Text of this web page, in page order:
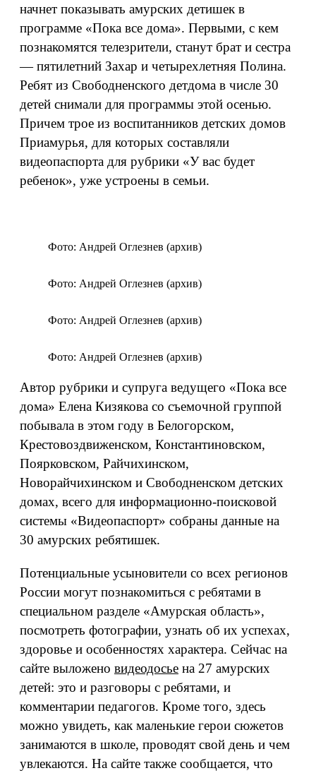
начнет показывать амурских детишек в
программе «Пока все дома». Первыми, с кем
познакомятся телезрители, станут брат и сестра
— пятилетний Захар и четырехлетняя Полина.
Ребят из Свободненского детдома в числе 30
детей снимали для программы этой осенью.
Причем трое из воспитанников детских домов
Приамурья, для которых составляли
видеопаспорта для рубрики «У вас будет
ребенок», уже устроены в семьи.
Фото: Андрей Оглезнев (архив)
Фото: Андрей Оглезнев (архив)
Фото: Андрей Оглезнев (архив)
Фото: Андрей Оглезнев (архив)
Автор рубрики и супруга ведущего «Пока все
дома» Елена Кизякова со съемочной группой
побывала в этом году в Белогорском,
Крестовоздвиженском, Константиновском,
Поярковском, Райчихинском,
Новорайчихинском и Свободненском детских
домах, всего для информационно-поисковой
системы «Видеопаспорт» собраны данные на
30 амурских ребятишек.
Потенциальные усыновители со всех регионов
России могут познакомиться с ребятами в
специальном разделе «Амурская область»,
посмотреть фотографии, узнать об их успехах,
здоровье и особенностях характера. Сейчас на
сайте выложено видеодосье на 27 амурских
детей: это и разговоры с ребятами, и
комментарии педагогов. Кроме того, здесь
можно увидеть, как маленькие герои сюжетов
занимаются в школе, проводят свой день и чем
увлекаются. На сайте также сообщается, что